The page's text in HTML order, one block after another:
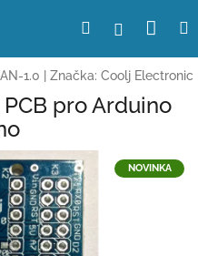
HledatPřihlášení
1.0 Značka: Coolj Electronic
pro Arduino
NOVINKA